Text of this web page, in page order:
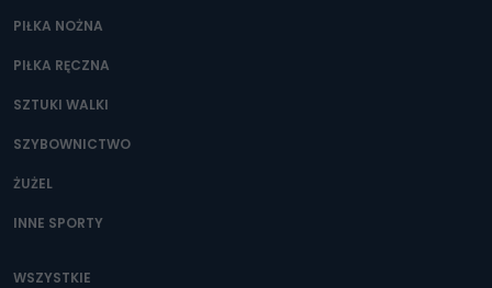
dane, które pochodzą bezpośrednio od Państwa (lub
zostały przekazane w Państwa imieniu) lub dane osobowe,
szczególności: imię i nazwisko, adres e-mail, telefon
danych osobowych są pracownicy i współpracownicy
oraz partnerzy wspomagający administratora w jego
Jak skontaktować się z inspektorem
danych osobowych?
Można to zrobić pod numerem telefonu 62 735-51-05 lub
PIŁKA NOŻNA
PIŁKA RĘCZNA
SZTUKI WALKI
SZYBOWNICTWO
ŻUŻEL
INNE SPORTY
WSZYSTKIE